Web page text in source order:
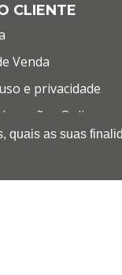
quais as suas
CLIENTE
Venda
e privacidade
Online